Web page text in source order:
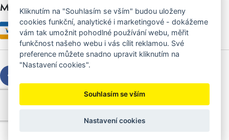
Možnosti platby
Copyright © 2026 Sedláček s.r.o.
Created byOLC Webdesign
Kliknutím na "Souhlasím se vším" budou uloženy
cookies funkční, analytické i marketingové - dokážeme
vám tak umožnit pohodlné používání webu, měřit
funkčnost našeho webu i vás cílit reklamou. Své
preference můžete snadno upravit kliknutím na
"Nastavení cookies".
Souhlasím se vším
Nastavení cookies